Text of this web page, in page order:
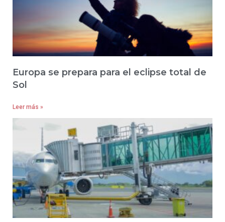
Europa se prepara para el eclipse total de
Sol
Leer más »